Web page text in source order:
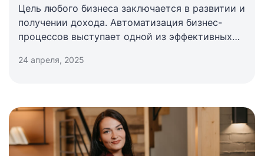
Цель любого бизнеса заключается в развитии и
получении дохода. Автоматизация бизнес-
процессов выступает одной из эффективных
высокий уровень. Чтобы бизнес приносил
исключить многие ошибки и сократить
рутинные обязанности сотрудников. Для
гостиницы таким решением является
использование системы PMS.
24 апреля, 2025